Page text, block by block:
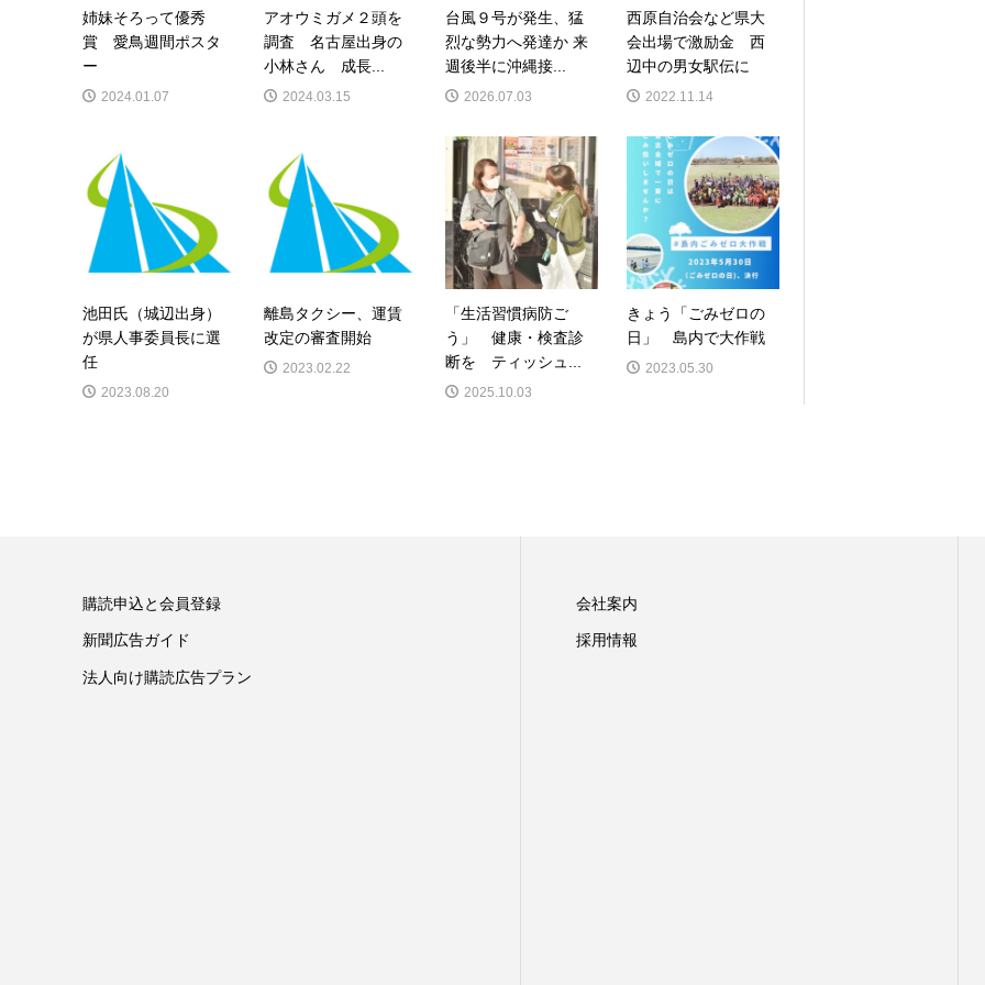
姉妹そろって優秀
賞 愛鳥週間ポスタ
ー
2024.01.07
アオウミガメ２頭を
調査 名古屋出身の
小林さん 成長...
2024.03.15
台風９号が発生、猛
烈な勢力へ発達か 来
週後半に沖縄接...
2026.07.03
西原自治会など県大
会出場で激励金 西
辺中の男女駅伝に
2022.11.14
池田氏（城辺出身）
が県人事委員長に選
任
2023.08.20
離島タクシー、運賃
改定の審査開始
2023.02.22
「生活習慣病防ご
う」 健康・検査診
断を ティッシュ...
2025.10.03
きょう「ごみゼロの
日」 島内で大作戦
2023.05.30
購読申込と会員登録
新聞広告ガイド
法人向け購読広告プラン
会社案内
採用情報